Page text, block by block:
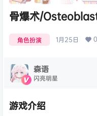
骨爆术/
角色扮演 1月25日 0
森语
闪亮明星
游戏介绍